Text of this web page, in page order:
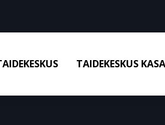
TAIDEKESKUS